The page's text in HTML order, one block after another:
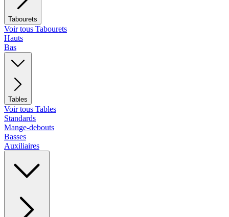
Tabourets
Voir tous Tabourets
Hauts
Bas
Tables
Voir tous Tables
Standards
Mange-debouts
Basses
Auxiliaires